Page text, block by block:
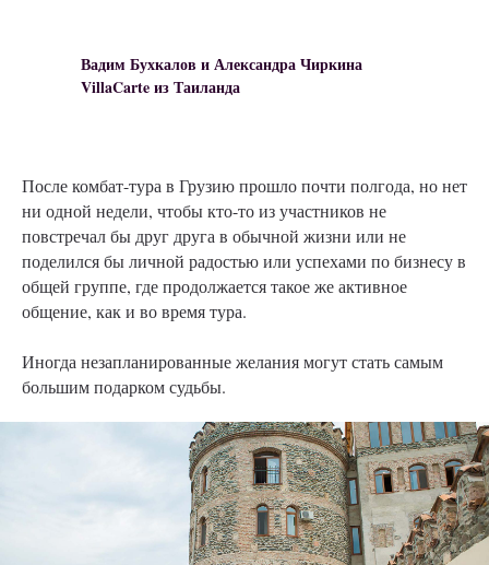
Вадим Бухкалов и Александра Чиркина
VillaCarte из Таиланда
После комбат-тура в Грузию прошло почти полгода, но нет
ни одной недели, чтобы кто-то из участников не
повстречал бы друг друга в обычной жизни или не
поделился бы личной радостью или успехами по бизнесу в
общей группе, где продолжается такое же активное
общение, как и во время тура.
Иногда незапланированные желания могут стать самым
большим подарком судьбы.